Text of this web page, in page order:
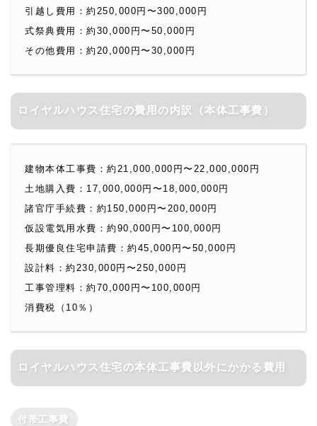
引越し費用：約250,000円〜300,000円
式祭典費用：約30,000円〜50,000円
その他費用：約20,000円〜30,000円
ロイヤルハウス住宅の費用の内訳（本体工事費）
建物本体工事費：約21,000,000円〜22,000,000円
土地購入費：17,000,000円〜18,000,000円
諸官庁手続費：約150,000円〜200,000円
仮設電気用水費：約90,000円〜100,000円
長期優良住宅申請費：約45,000円〜50,000円
設計料：約230,000円〜250,000円
工事管理料：約70,000円〜100,000円
消費税（10％）
ロイヤルハウス住宅の本体工事費以外にかかる費用
付帯工事費